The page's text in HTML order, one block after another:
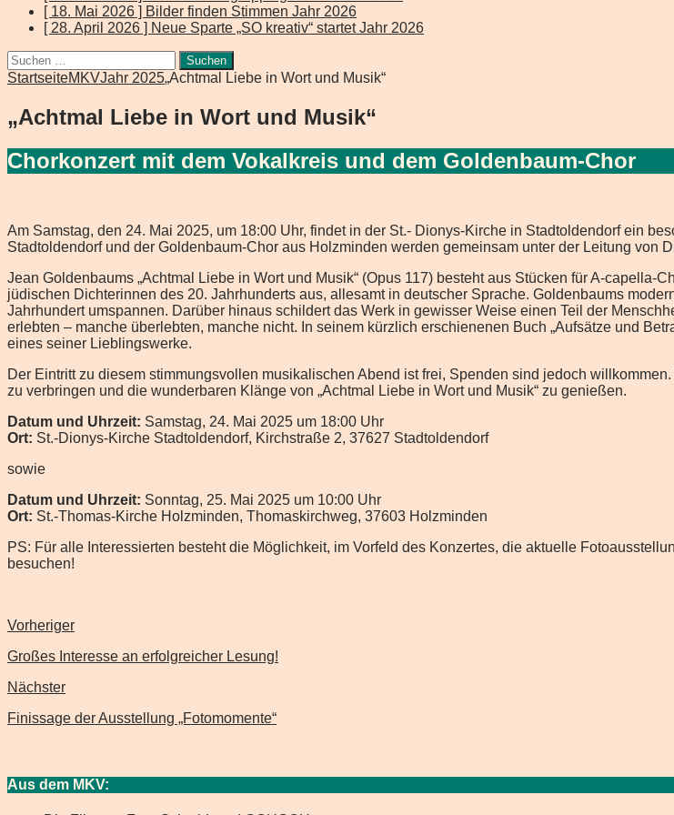
[ 18. Mai 2026 ] Bilder finden Stimmen Jahr 2026
[ 28. April 2026 ] Neue Sparte „SO kreativ“ startetJahr 2026
Suchen
nach:
StartseiteMKVJahr 2025„Achtmal Liebe in Wort und Musik“
„Achtmal Liebe in Wort und Musik“
Chorkonzert mit dem Vokalkreis und dem Goldenbaum-Chor
Am Samstag, den 24. Mai 2025, um 18:00 Uhr, findet in der St.- Dionys-Kirche in Stadtoldendorf ein
Stadtoldendorf und der Goldenbaum-Chor aus Holzminden werden gemeinsam unter der Leitung von
Jean Goldenbaums „Achtmal Liebe in Wort und Musik“ (Opus 117) besteht aus Stücken für A-
jüdischen Dichterinnen des 20. Jahrhunderts aus, allesamt in deutscher Sprache. Goldenbaums
Jahrhundert umspannen. Darüber hinaus schildert das Werk in gewisser Weise einen Teil der
erlebten – manche überlebten, manche nicht. In seinem kürzlich erschienenen Buch „Aufsätze und
eines seiner Lieblingswerke.
Der Eintritt zu diesem stimmungsvollen musikalischen Abend ist frei, Spenden sind jedoch
zu verbringen und die wunderbaren Klänge von „Achtmal Liebe in Wort und Musik“ zu genießen.
Datum und Uhrzeit: Samstag, 24. Mai 2025 um 18:00 Uhr
Ort: St.-Dionys-Kirche Stadtoldendorf, Kirchstraße 2, 37627 Stadtoldendorf
sowie
Datum und Uhrzeit: Sonntag, 25. Mai 2025 um 10:00 Uhr
Ort: St.-Thomas-Kirche Holzminden, Thomaskirchweg, 37603 Holzminden
PS: Für alle Interessierten besteht die Möglichkeit, im Vorfeld des Konzertes, die aktuelle
besuchen!
Vorheriger
Großes Interesse an erfolgreicher Lesung!
Nächster
Finissage der Ausstellung „Fotomomente“
Aus dem MKV: